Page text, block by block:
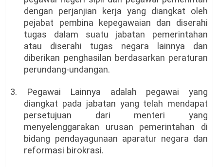
dengan perjanjian kerja yang diangkat oleh
pejabat pembina kepegawaian dan diserahi
tugas dalam suatu jabatan pemerintahan
atau diserahi tugas negara lainnya dan
diberikan penghasilan berdasarkan peraturan
perundang-undangan.
3. Pegawai Lainnya adalah pegawai yang
diangkat pada jabatan yang telah mendapat
persetujuan dari menteri yang
menyelenggarakan urusan pemerintahan di
bidang pendayagunaan aparatur negara dan
reformasi birokrasi.